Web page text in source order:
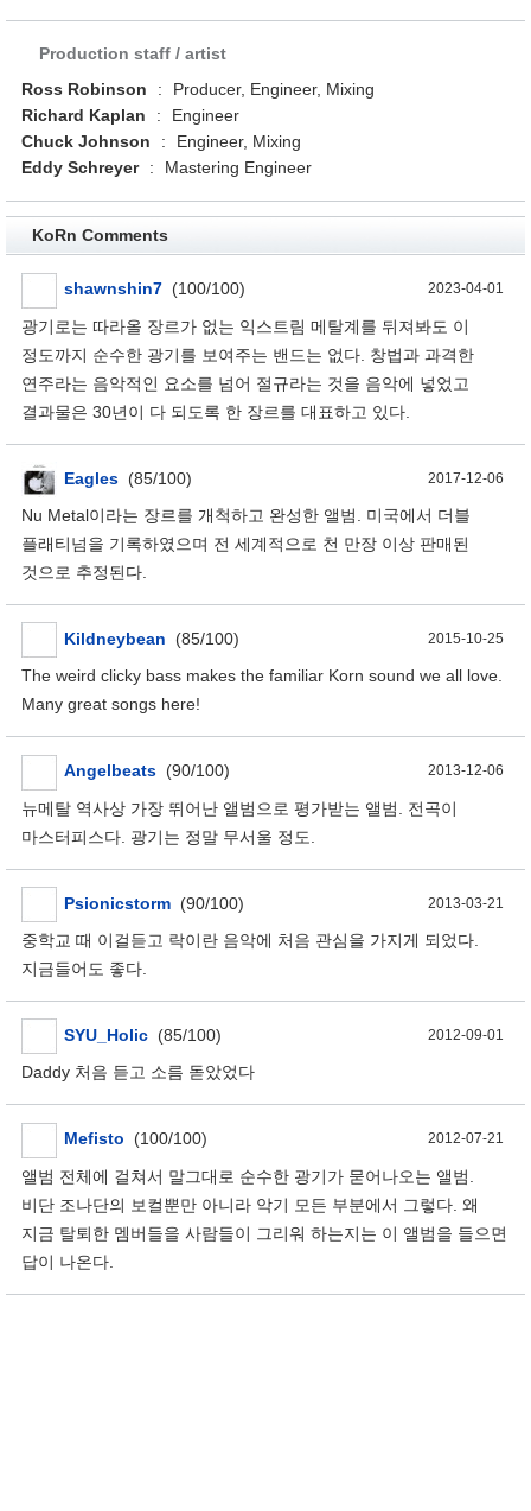
Production staff / artist
Ross Robinson
:
Producer, Engineer, Mixing
Richard Kaplan
:
Engineer
Chuck Johnson
:
Engineer, Mixing
Eddy Schreyer
: Mastering Engineer
KoRn Comments
shawnshin7 (100/100) 2023-04-01
광기로는 따라올 장르가 없는 익스트림 메탈계를 뒤져봐도 이
정도까지 순수한 광기를 보여주는 밴드는 없다. 창법과 과격한
연주라는 음악적인 요소를 넘어 절규라는 것을 음악에 넣었고
결과물은 30년이 다 되도록 한 장르를 대표하고 있다.
Eagles (85/100) 2017-12-06
Nu Metal이라는 장르를 개척하고 완성한 앨범. 미국에서 더블
플래티넘을 기록하였으며 전 세계적으로 천 만장 이상 판매된
것으로 추정된다.
Kildneybean (85/100) 2015-10-25
The weird clicky bass makes the familiar Korn sound we all love.
Many great songs here!
Angelbeats (90/100) 2013-12-06
뉴메탈 역사상 가장 뛰어난 앨범으로 평가받는 앨범. 전곡이
마스터피스다. 광기는 정말 무서울 정도.
Psionicstorm (90/100) 2013-03-21
중학교 때 이걸듣고 락이란 음악에 처음 관심을 가지게 되었다.
지금들어도 좋다.
SYU_Holic (85/100) 2012-09-01
Daddy 처음 듣고 소름 돋았었다
Mefisto (100/100) 2012-07-21
앨범 전체에 걸쳐서 말그대로 순수한 광기가 묻어나오는 앨범.
비단 조나단의 보컬뿐만 아니라 악기 모든 부분에서 그렇다. 왜
지금 탈퇴한 멤버들을 사람들이 그리워 하는지는 이 앨범을 들으면
답이 나온다.